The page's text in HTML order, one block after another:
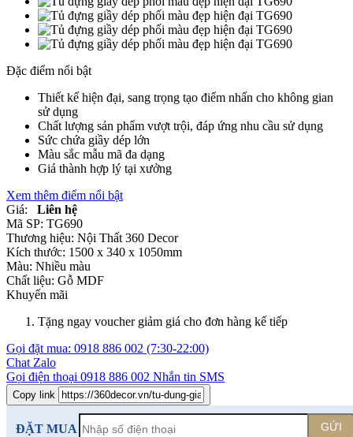
Đặc điểm nổi bật
Thiết kế hiện đại, sang trọng tạo điểm nhấn cho không gian
sử dụng
Chất lượng sản phẩm vượt trội, đáp ứng nhu cầu sử dụng
Sức chứa giầy dép lớn
Màu sắc mẫu mã đa dạng
Giá thành hợp lý tại xưởng
Xem thêm điểm nổi bật
Giá:
Liên hệ
Mã SP: TG690
Thương hiệu: Nội Thất 360 Decor
Kích thước: 1500 x 340 x 1050mm
Màu: Nhiều màu
Chất liệu: Gỗ MDF
Khuyến mãi
Tặng ngay voucher giảm giá cho đơn hàng kế tiếp
Gọi đặt mua: 0918 886 002 (7:30-22:00)
Chat Zalo
Gọi điện thoại 0918 886 002 Nhắn tin SMS
Copy link
ĐẶT MUA GỬI